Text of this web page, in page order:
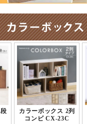
カラーボックス 2列
コンビ CX-23C